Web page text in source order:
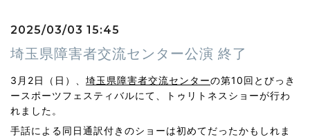
2025/03/03 15:45
埼玉県障害者交流センター公演 終了
3月2日（日）、 埼玉県障害者交流センターの第10回とびっき
ースポーツフェスティバルにて、トゥリトネスショーが行わ
れました。
手話による同日通訳付きのショーは初めてだったかもしれま